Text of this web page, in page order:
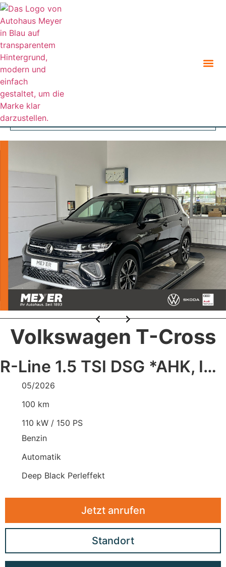
Volkswagen T-Cross
R-Line 1.5 TSI DSG *AHK, IQ.LIGHT, ACC,
05/2026
100 km
110 kW / 150 PS
Benzin
Automatik
Deep Black Perleffekt
Jetzt anrufen
Standort